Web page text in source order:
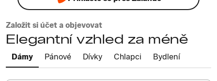
Založit si účet a objevovat
Elegantní vzhled za méně
Dámy Pánové Dívky Chlapci Bydlení